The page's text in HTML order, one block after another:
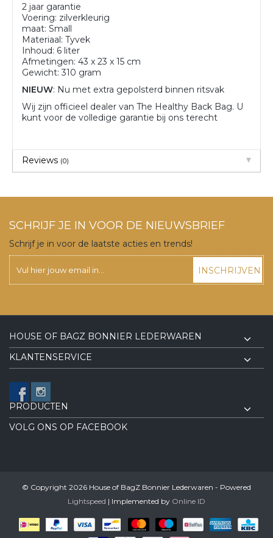
2 jaar garantie
Voering: zilverkleurig
maat: Small
Materiaal: Tyvek
Inhoud: 6 liter
Afmetingen: 43 x 23 x 15 cm
Gewicht: 310 gram
NIEUW: Nu met extra gepolsterd binnen ritsvak
Wij zijn officieel dealer van The Healthy Back Bag. U
kunt voor de volledige garantie bij ons terecht
Reviews (0)
SCHRIJF JE IN VOOR DE NIEUWSBRIEF
Schrijf je in voor de laatste acties en trends!
INSCHRIJVEN
HOUSE OF BAGZ BONNIER LEDERWAREN
KLANTENSERVICE
PRODUCTEN
VOLG ONS OP FACEBOOK
© Copyright 2026 House of BagZ Bonnier Lederwaren - Powered
Lightspeed | Implemented by Online ID